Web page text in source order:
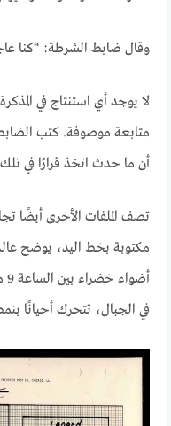
وقال ضابط الشرطة: “كنا
لا يوجد أي استنتاج في
متابعة موصوفة. كتب الضابط
أن ما حدث اتخذ قرارًا في تلك
مكتوبة بخط اليد، يوضح
في الجبال، تتحرك أحيانًا